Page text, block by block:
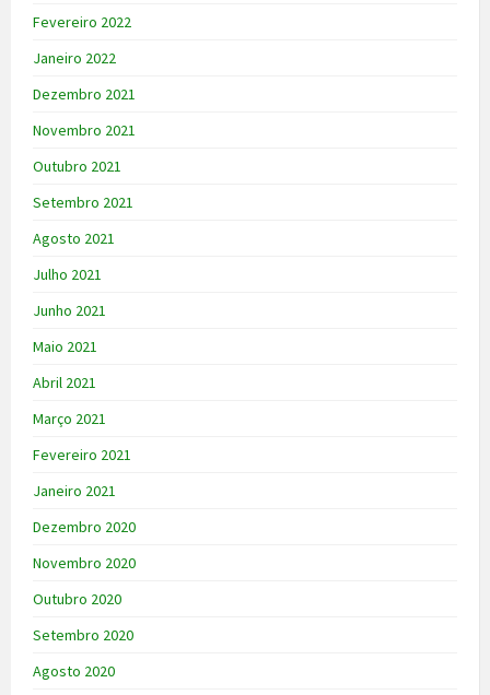
Fevereiro 2022
Janeiro 2022
Dezembro 2021
Novembro 2021
Outubro 2021
Setembro 2021
Agosto 2021
Julho 2021
Junho 2021
Maio 2021
Abril 2021
Março 2021
Fevereiro 2021
Janeiro 2021
Dezembro 2020
Novembro 2020
Outubro 2020
Setembro 2020
Agosto 2020